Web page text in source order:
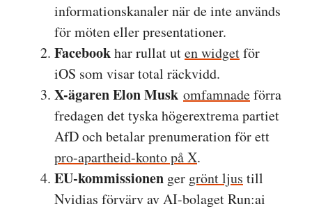
informationskanaler när de inte används
för möten eller presentationer.
Facebookhar rullat uten widgetför
iOS som visar total räckvidd.
X-ägaren Elon Musk omfamnadeförra
fredagen det tyska högerextrema partiet
AfD och betalar prenumeration för ett
pro-apartheid-konto på X.
EU-kommissionen ger grönt ljus till
Nvidias förvärv av AI-bolaget Run:ai